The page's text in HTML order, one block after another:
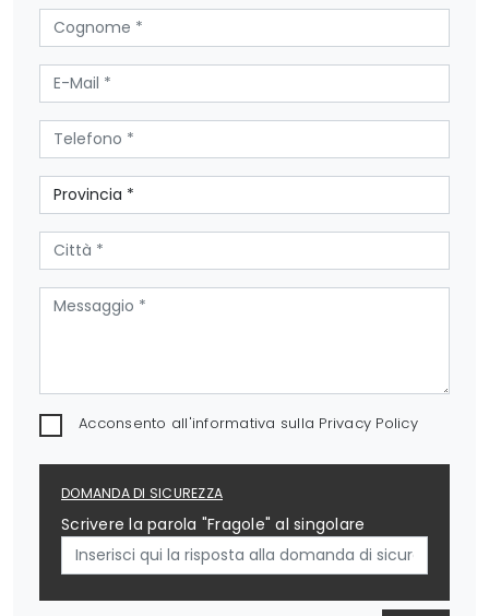
Acconsento all'informativa sulla Privacy Policy
DOMANDA DI SICUREZZA
Scrivere la parola "Fragole" al singolare